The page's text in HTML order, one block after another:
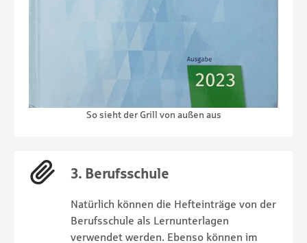
So sieht der Grill von außen aus
3. Berufsschule
Natürlich können die Hefteinträge von der
Berufsschule als Lernunterlagen
verwendet werden. Ebenso können im